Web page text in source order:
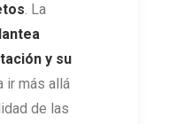
. La
y su
ir más allá
de las